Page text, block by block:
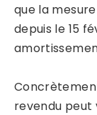
que la
depuis le 15
revendu peut